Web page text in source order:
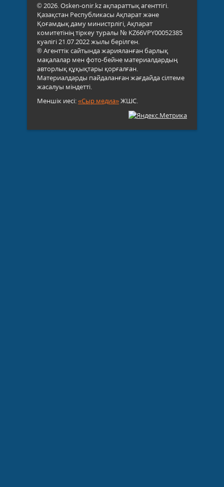
© 2026. Osken-onir.kz ақпараттық агенттігі.
Қазақстан Республикасы Ақпарат және
Қоғамдық даму министрлігі, Ақпарат
комитетінің тіркеу туралы № KZ66VPY00052385
куәлігі 21.07.2022 жылы берілген.
® Агенттік сайтында жарияланған барлық
мақалалар мен фото-бейне материалдардың
авторлық құқықтары қорғалған.
Материалдарды пайдаланған жағдайда сілтеме
жасалуы міндетті.
Меншік иесі:«Сыр медиа»ЖШС.